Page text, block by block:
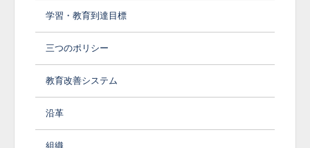
学習・教育到達目標
三つのポリシー
教育改善システム
沿革
組織